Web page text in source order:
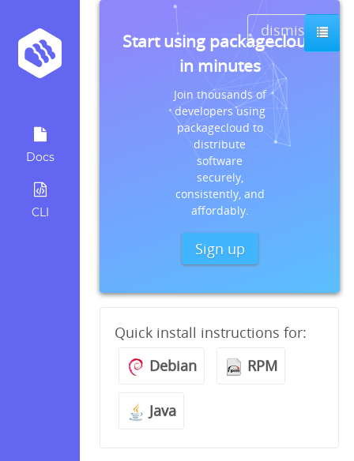
Docs
CLI
dismiss
Start using packagecloud
in minutes
Join thousands of
developers using
packagecloud to
distribute
software
securely,
consistently, and
affordably.
Sign up
Quick install instructions for:
Debian
RPM
Java